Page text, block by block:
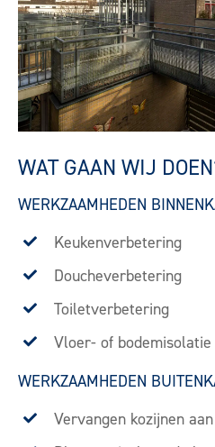
WAT GAAN WIJ
WERKZAAMHEDEN
Keukenverbetering
Doucheverbetering
Toiletverbetering
Vloer- of bodemisolatie
WERKZAAMHEDEN
Vervangen kozijnen